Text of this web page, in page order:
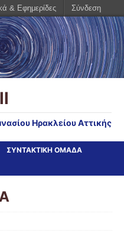
Ηρακλείου Αττικής
ΣΥΝΤΑΚΤΙΚΗ ΟΜΑΔΑ
& Εφημερίδες Σύνδεση